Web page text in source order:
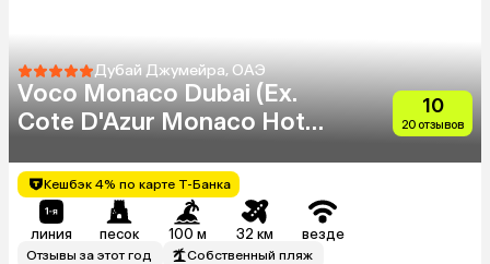
Дубай Джумейра, ОАЭ
Voco Monaco Dubai (Ex.
Cote D'Azur Monaco Hotel)
10
20 отзывов
Кешбэк 4% по карте Т-Банка
линия песок 100 м 32 км везде
Отзывы за этот год Собственный пляж